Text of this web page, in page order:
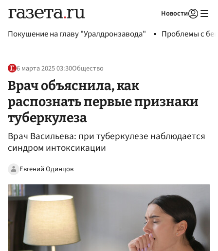
Новости
Покушение на главу "Уралдронзавода" Проблемы с
6 марта 2025 03:30Общество
Врач объяснила, как
распознать первые признаки
туберкулеза
Врач Васильева: при туберкулезе наблюдается
синдром интоксикации
Евгений Одинцов